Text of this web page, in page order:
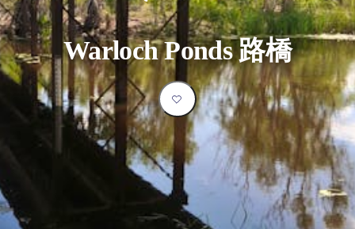
訪
景
點
受
歡
迎
目
的
地
池園
保
護
區
克
瀑
布
納
國
家
公
園
驗
旅
客
類
型
營遊
規
劃
和
預
訂
Warloch Ponds 路橋